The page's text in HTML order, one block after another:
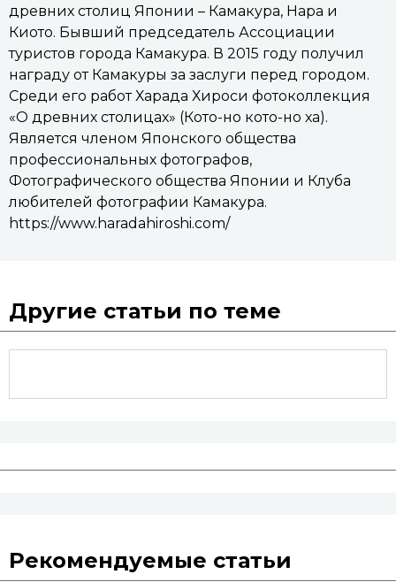
древних столиц Японии – Камакура, Нара и
Киото. Бывший председатель Ассоциации
туристов города Камакура. В 2015 году получил
награду от Камакуры за заслуги перед городом.
Среди его работ Харада Хироси фотоколлекция
«О древних столицах» (Кото-но кото-но ха).
Является членом Японского общества
профессиональных фотографов,
Фотографического общества Японии и Клуба
любителей фотографии Камакура.
https://www.haradahiroshi.com/
Другие статьи по теме
Рекомендуемые статьи